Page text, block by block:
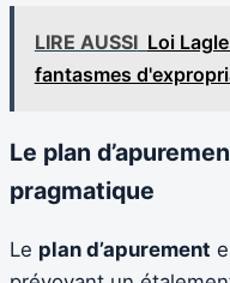
LIRE AUSSI Loi
fantasmes
Le plan
pragmatique
Le plan d’apurement